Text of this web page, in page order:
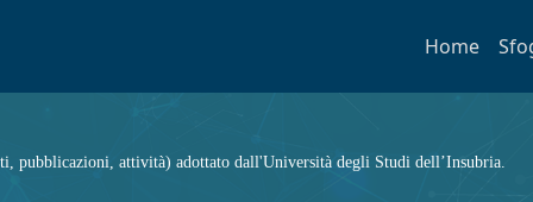
Home
pubblicazioni, attività) adottato dall'Università degli Studi dell’Insubria.